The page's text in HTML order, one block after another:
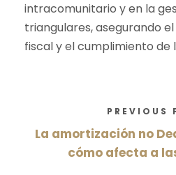
intracomunitario y en la
triangulares, asegurando
fiscal y el cumplimiento de
PREVIOUS
La amortización no
cómo afecta a